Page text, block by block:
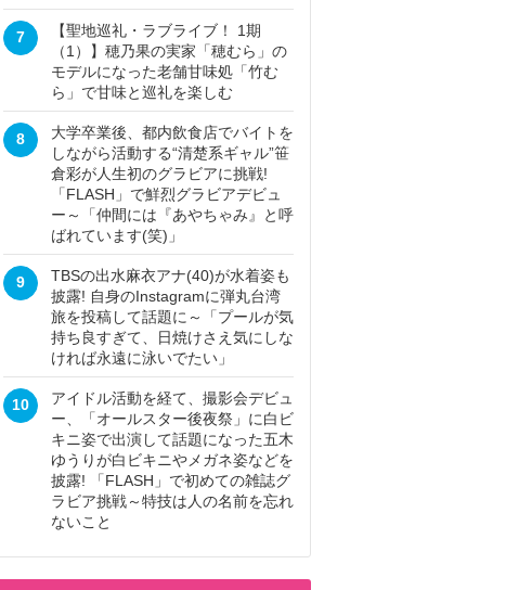
7
【聖地巡礼・ラブライブ！ 1期
（1）】穂乃果の実家「穂むら」の
モデルになった老舗甘味処「竹む
ら」で甘味と巡礼を楽しむ
8
大学卒業後、都内飲食店でバイトを
しながら活動する“清楚系ギャル”笹
倉彩が人生初のグラビアに挑戦!
「FLASH」で鮮烈グラビアデビュ
ー～「仲間には『あやちゃみ』と呼
ばれています(笑)」
9
TBSの出水麻衣アナ(40)が水着姿も
披露! 自身のInstagramに弾丸台湾
旅を投稿して話題に～「プールが気
持ち良すぎて、日焼けさえ気にしな
ければ永遠に泳いでたい」
10
アイドル活動を経て、撮影会デビュ
ー、「オールスター後夜祭」に白ビ
キニ姿で出演して話題になった五木
ゆうりが白ビキニやメガネ姿などを
披露! 「FLASH」で初めての雑誌グ
ラビア挑戦～特技は人の名前を忘れ
ないこと